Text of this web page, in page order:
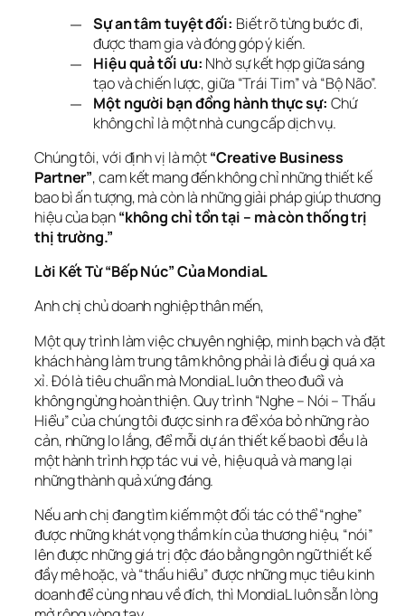
Sự an tâm tuyệt đối: Biết rõ từng bước đi,
được tham gia và đóng góp ý kiến.
Hiệu quả tối ưu: Nhờ sự kết hợp giữa sáng
tạo và chiến lược, giữa “Trái Tim” và “Bộ Não”.
Một người bạn đồng hành thực sự: Chứ
không chỉ là một nhà cung cấp dịch vụ.
Chúng tôi, với định vị là một “Creative Business
Partner”, cam kết mang đến không chỉ những thiết kế
bao bì ấn tượng, mà còn là những giải pháp giúp thương
hiệu của bạn “không chỉ tồn tại – mà còn thống trị
thị trường.”
Lời Kết Từ “Bếp Núc” Của MondiaL
Anh chị chủ doanh nghiệp thân mến,
Một quy trình làm việc chuyên nghiệp, minh bạch và đặt
khách hàng làm trung tâm không phải là điều gì quá xa
xỉ. Đó là tiêu chuẩn mà MondiaL luôn theo đuổi và
không ngừng hoàn thiện. Quy trình “Nghe – Nói – Thấu
Hiểu” của chúng tôi được sinh ra để xóa bỏ những rào
cản, những lo lắng, để mỗi dự án thiết kế bao bì đều là
một hành trình hợp tác vui vẻ, hiệu quả và mang lại
những thành quả xứng đáng.
Nếu anh chị đang tìm kiếm một đối tác có thể “nghe”
được những khát vọng thầm kín của thương hiệu, “nói”
lên được những giá trị độc đáo bằng ngôn ngữ thiết kế
đầy mê hoặc, và “thấu hiểu” được những mục tiêu kinh
doanh để cùng nhau về đích, thì MondiaL luôn sẵn lòng